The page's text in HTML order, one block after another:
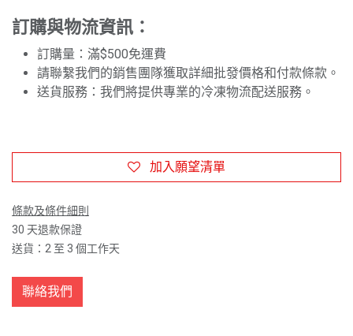
訂購與物流資訊：
訂購量：滿$500免運費
請聯繫我們的銷售團隊獲取詳細批發價格和付款條款。
送貨服務：我們將提供專業的冷凍物流配送服務。
加入願望清單
條款及條件細則
30 天退款保證
送貨：2 至 3 個工作天
聯絡我們